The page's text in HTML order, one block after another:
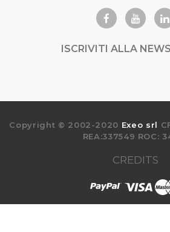
ISCRIVITI ALLA
Copyright © 2002-2020 Exeo srl
REA:337549 ROC:
CREDITS